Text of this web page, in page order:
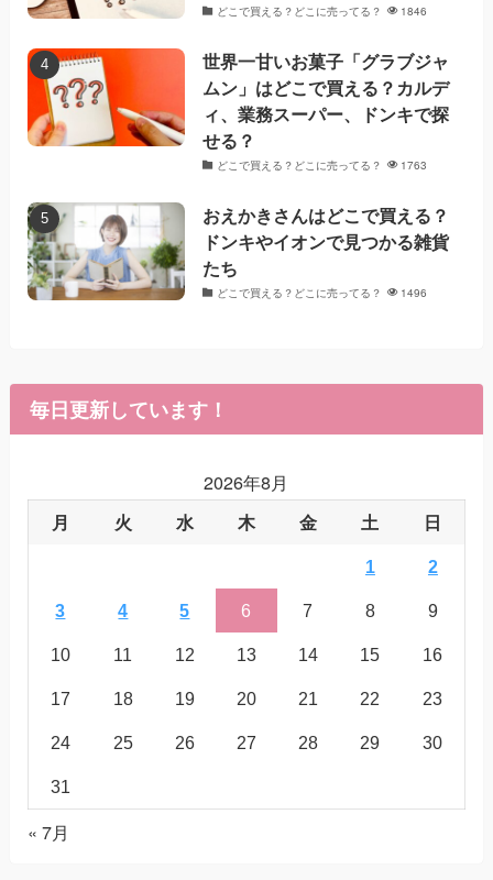
どこで買える？どこに売ってる？ 1846
世界一甘いお菓子「グラブジャ
ムン」はどこで買える？カルデ
ィ、業務スーパー、ドンキで探
せる？
どこで買える？どこに売ってる？ 1763
おえかきさんはどこで買える？
ドンキやイオンで見つかる雑貨
たち
どこで買える？どこに売ってる？ 1496
毎日更新しています！
2026年8月
月 火 水 木 金 土 日
1 2
3 4 5 6 7 8 9
10 11 12 13 14 15 16
17 18 19 20 21 22 23
24 25 26 27 28 29 30
31
« 7月